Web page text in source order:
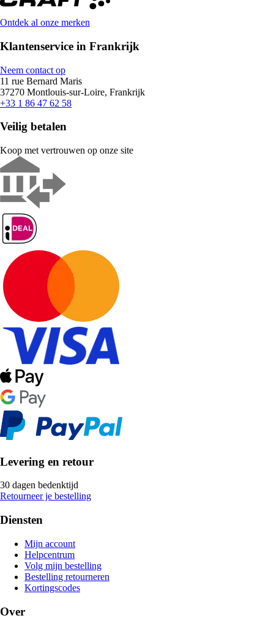
Ontdek al onze merken
Klantenservice in Frankrijk
Neem contact op
11 rue Bernard Maris
37270 Montlouis-sur-Loire, Frankrijk
+33 1 86 47 62 58
Veilig betalen
Koop met vertrouwen op onze site
Levering en retour
30 dagen bedenktijd
Retourneer je bestelling
Diensten
Mijn account
Helpcentrum
Volg mijn bestelling
Bestelling retourneren
Kortingscodes
Over